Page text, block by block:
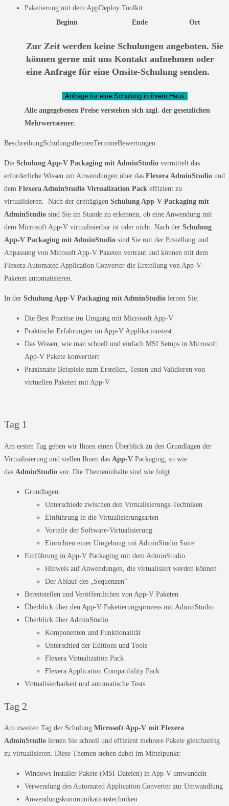
Paketierung mit dem AppDeploy Toolkit
Beginn
Ende Ort
Zur Zeit werden keine Schulungen angeboten. Sie
können gerne mit uns Kontakt aufnehmen oder
eine Anfrage für eine Onsite-Schulung senden.
Alle angegebenen Preise verstehen sich zzgl. der gesetzlichen
Mehrwertsteuer.
BeschreibungSchulungsthemenTermineBewertungen
Die Schulung App-V Packaging mit AdminStudio vermittelt das
erforderliche Wissen um Anwendungen über das Flexera AdminStudio und
dem Flexera AdminStudio Virtualization Pack effizient zu
virtualisieren. Nach der dreitägigen Schulung App-V Packaging mit
AdminStudio sind Sie im Stande zu erkennen, ob eine Anwendung mit
dem Microsoft App-V virtualisierbar ist oder nicht. Nach der Schulung
App-V Packaging mit AdminStudio sind Sie mit der Erstellung und
Anpassung von Micosoft App-V Paketen vertraut und können mit dem
Flexera Automated Application Converter die Erstellung von App-V-
Paketen automatisieren.
In der Schulung App-V Packaging mit AdminStudio lernen Sie:
Die Best Practise im Umgang mit Microsoft App-V
Praktische Erfahrungen im App-V Applikationstest
Das Wissen, wie man schnell und einfach MSI Setups in Microsoft
App-V Pakete konvertiert
Praxisnahe Beispiele zum Erstellen, Testen und Validieren von
virtuellen Paketen mit App-V
Tag 1
Am ersten Tag geben wir Ihnen einen Überblick zu den Grundlagen der
Virtualisierung und stellen Ihnen das App-V Packaging, so wie
das AdminStudio vor. Die Themeninhalte sind wie folgt:
Grundlagen
Unterschiede zwischen den Virtualisierungs-Techniken
Einführung in die Virtualisierungsarten
Vorteile der Software-Virtualisierung
Einrichten einer Umgebung mit AdminStudio Suite
Einführung in App-V Packaging mit dem AdminStudio
Hinweis auf Anwendungen, die virtualisiert werden können
Der Ablauf des „Sequenzen“
Bereitstellen und Veröffentlichen von App-V Paketen
Überblick über den App-V Paketierungsprozess mit AdminStudio
Überblick über AdminStudio
Komponenten und Funktionalität
Unterschied der Editions und Tools
Flexera Virtualization Pack
Flexera Application Compatibility Pack
Virtualisierbarkeit und automatische Tests
Tag 2
Am zweiten Tag der Schulung Microsoft App-V mit Flexera
AdminStudio lernen Sie schnell und effizient mehrere Pakete gleichzeitig
zu virtualisieren. Diese Themen stehen dabei im Mittelpunkt:
Windows Installer Pakete (MSI-Dateien) in App-V umwandeln
Verwendung des Automated Application Converter zur Umwandlung
Anwendungskommunikationstechniken